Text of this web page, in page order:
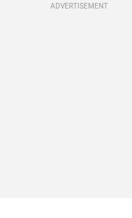
ADVERTISEMENT